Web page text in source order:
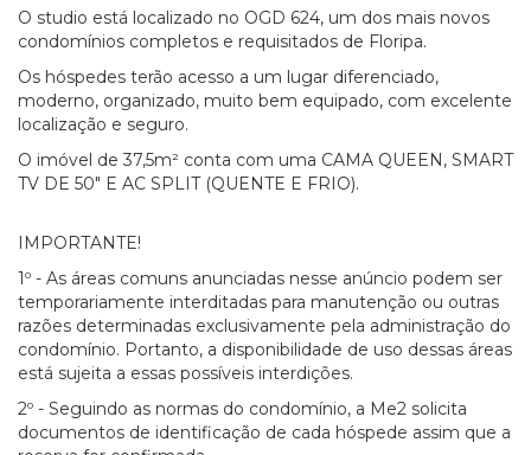
O studio está localizado no OGD 624, um dos mais novos
condomínios completos e requisitados de Floripa.
Os hóspedes terão acesso a um lugar diferenciado,
moderno, organizado, muito bem equipado, com excelente
localização e seguro.
O imóvel de 37,5m² conta com uma CAMA QUEEN, SMART
TV DE 50" E AC SPLIT (QUENTE E FRIO).
IMPORTANTE!
1º - As áreas comuns anunciadas nesse anúncio podem ser
temporariamente interditadas para manutenção ou outras
razões determinadas exclusivamente pela administração do
condomínio. Portanto, a disponibilidade de uso dessas áreas
está sujeita a essas possíveis interdições.
2º - Seguindo as normas do condomínio, a Me2 solicita
documentos de identificação de cada hóspede assim que a